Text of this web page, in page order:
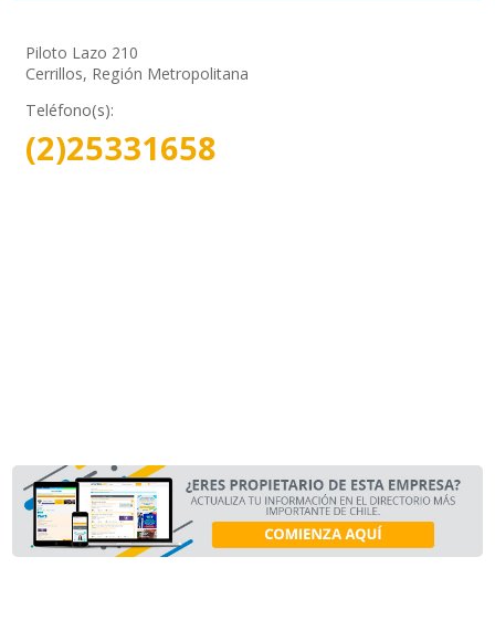
Piloto Lazo 210
Cerrillos, Región Metropolitana
Teléfono(s):
(2)25331658